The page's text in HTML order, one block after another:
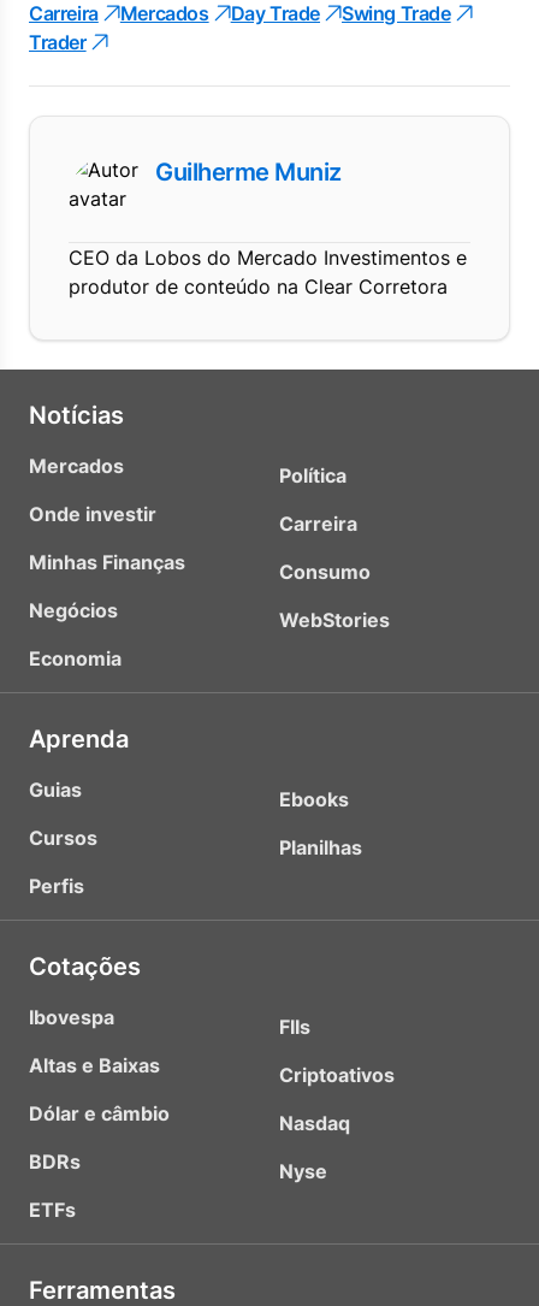
Carreira Mercados Day Trade
Swing Trade
Trader
Guilherme Muniz
CEO da Lobos do Mercado Investimentos e
produtor de conteúdo na Clear Corretora
Notícias
Mercados
Onde investir
Minhas Finanças
Negócios
Economia
Política
Carreira
Consumo
WebStories
Aprenda
Guias
Cursos
Perfis
Ebooks
Planilhas
Cotações
Ibovespa
Altas e Baixas
Dólar e câmbio
BDRs
ETFs
FIIs
Criptoativos
Nasdaq
Nyse
Ferramentas